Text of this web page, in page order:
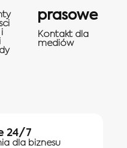
prasowe
Kontakt dla
mediów
24/7
dla biznesu